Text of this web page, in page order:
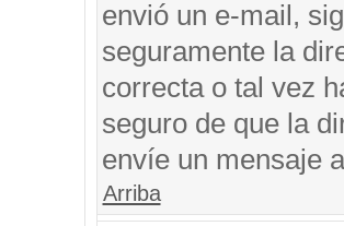
envió un e-mail,
seguramente la
correcta o tal vez
seguro de que la
envíe un mensaje
Arriba